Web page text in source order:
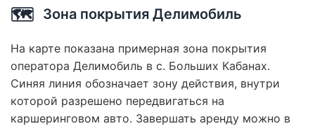
🗺️ Зона покрытия Делимобиль
На карте показана примерная зона покрытия
оператора Делимобиль в с. Больших Кабанах.
Синяя линия обозначает зону действия, внутри
которой разрешено передвигаться на
каршеринговом авто. Завершать аренду можно в